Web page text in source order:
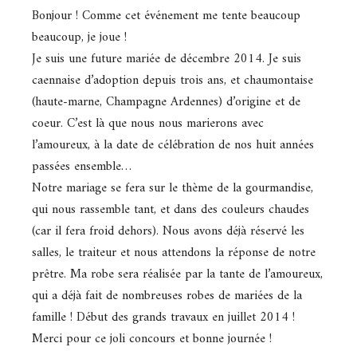
Bonjour ! Comme cet événement me tente beaucoup
beaucoup, je joue !
Je suis une future mariée de décembre 2014. Je suis
caennaise d’adoption depuis trois ans, et chaumontaise
(haute-marne, Champagne Ardennes) d’origine et de
coeur. C’est là que nous nous marierons avec
l’amoureux, à la date de célébration de nos huit années
passées ensemble…
Notre mariage se fera sur le thème de la gourmandise,
qui nous rassemble tant, et dans des couleurs chaudes
(car il fera froid dehors). Nous avons déjà réservé les
salles, le traiteur et nous attendons la réponse de notre
prêtre. Ma robe sera réalisée par la tante de l’amoureux,
qui a déjà fait de nombreuses robes de mariées de la
famille ! Début des grands travaux en juillet 2014 !
Merci pour ce joli concours et bonne journée !